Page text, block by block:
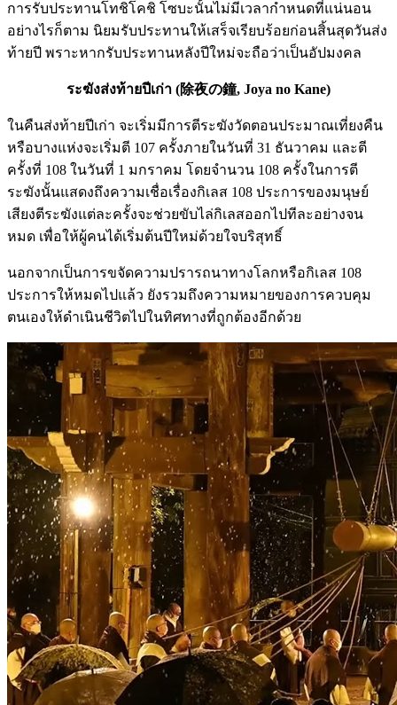
การรับประทานโทชิโคชิ โซบะนั้นไม่มีเวลากำหนดที่แน่นอน
อย่างไรก็ตาม นิยมรับประทานให้เสร็จเรียบร้อยก่อนสิ้นสุดวันส่ง
ท้ายปี พราะหากรับประทานหลังปีใหม่จะถือว่าเป็นอัปมงคล
ระฆังส่งท้ายปีเก่า (除夜の鐘, Joya no Kane)
ในคืนส่งท้ายปีเก่า จะเริ่มมีการตีระฆังวัดตอนประมาณเที่ยงคืน
หรือบางแห่งจะเริ่มตี 107 ครั้งภายในวันที่ 31 ธันวาคม และตี
ครั้งที่ 108 ในวันที่ 1 มกราคม โดยจำนวน 108 ครั้งในการตี
ระฆังนั้นแสดงถึงความเชื่อเรื่องกิเลส 108 ประการของมนุษย์
เสียงตีระฆังแต่ละครั้งจะช่วยขับไล่กิเลสออกไปทีละอย่างจน
หมด เพื่อให้ผู้คนได้เริ่มต้นปีใหม่ด้วยใจบริสุทธิ์
นอกจากเป็นการขจัดความปรารถนาทางโลกหรือกิเลส 108
ประการให้หมดไปแล้ว ยังรวมถึงความหมายของการควบคุม
ตนเองให้ดำเนินชีวิตไปในทิศทางที่ถูกต้องอีกด้วย